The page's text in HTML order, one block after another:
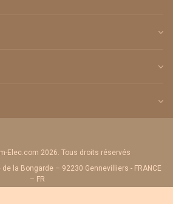
Elec.com 2026. Tous droits réservés
la Bongarde – 92230 Gennevilliers - FRANCE
– FR